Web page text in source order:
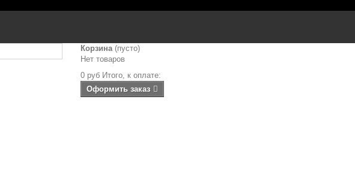
Корзина (пусто)
Нет товаров
0 руб Итого, к оплате:
Оформить заказ